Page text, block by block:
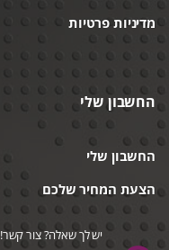
מדיניות פרטיות
החשבון שלי
החשבון שלי
הצעת המחיר שלכם
יש לך שאלה? צור קשר!